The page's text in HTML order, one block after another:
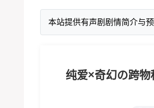
本站提供有声剧剧情简介与
纯爱×奇幻の跨